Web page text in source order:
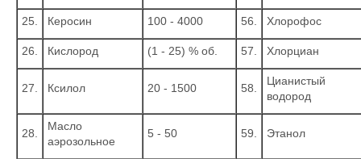
25. Керосин 100 - 4000 56. Хлорофос
26. Кислород (1 - 25) % об. 57. Хлорциан
27. Ксилол 20 - 1500 58.
Цианистый
водород
28.
Масло
аэрозольное
5 - 50 59. Этанол